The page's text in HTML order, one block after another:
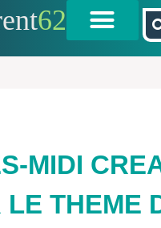
62
MIDI
LE THEME